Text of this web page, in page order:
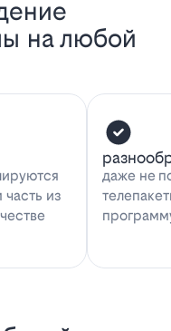
на любой
из
даже не